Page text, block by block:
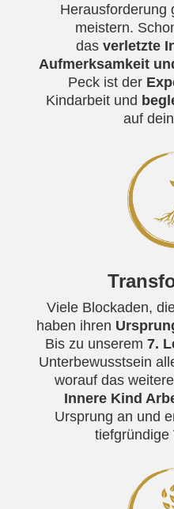
Herausforderung
meistern.
dasverletzte
Aufmerksamkeit
Peck ist der
Kindarbeit und
auf
Viele Blockaden,
haben ihren
Bis zu unserem7.
Unterbewusstsein
worauf das
Innere Kind
Ursprung an und
tiefgründige